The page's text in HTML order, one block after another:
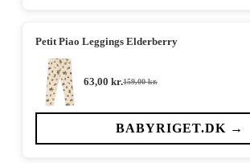
Petit Piao Leggings Elderberry
159,00kr.
Den
pris
var:
63,00 kr.Den
pris
er:
BABYRIGET.DK →